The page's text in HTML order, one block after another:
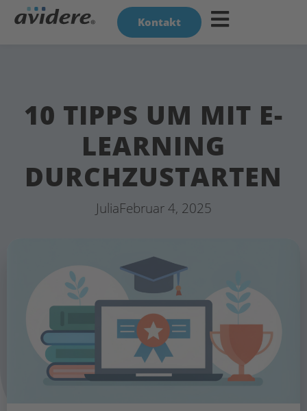
Kontakt
10 TIPPS UM MIT E-
LEARNING
DURCHZUSTARTEN
JuliaFebruar 4, 2025